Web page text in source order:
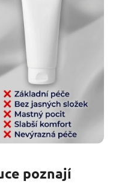
poznají